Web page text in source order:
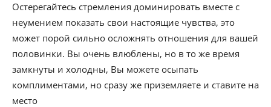
Остерегайтесь стремления доминировать вместе с
неумением показать свои настоящие чувства, это
может порой сильно осложнять отношения для вашей
половинки. Вы очень влюблены, но в то же время
замкнуты и холодны, Вы можете осыпать
комплиментами, но сразу же приземляете и ставите на
место